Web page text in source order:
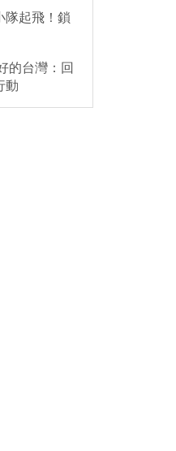
隊起飛！鎖
的台灣：回
動